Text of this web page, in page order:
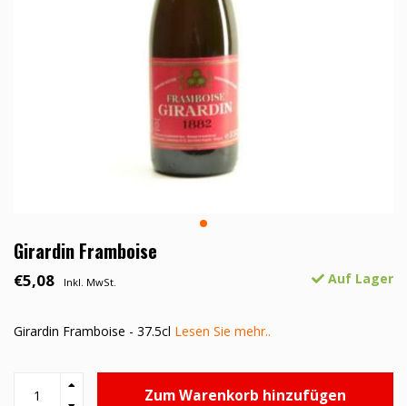
Girardin Framboise
€5,08 Inkl. MwSt. Auf Lager
Girardin Framboise - 37.5cl Lesen Sie mehr..
Zum Warenkorb hinzufügen